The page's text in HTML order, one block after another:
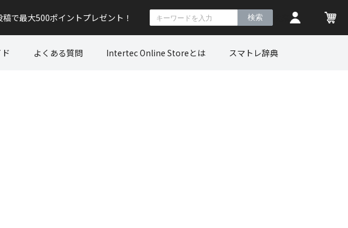
稿で最大500ポイントプレゼント！
よくある質問 Intertec Online Storeとは スマトレ辞典